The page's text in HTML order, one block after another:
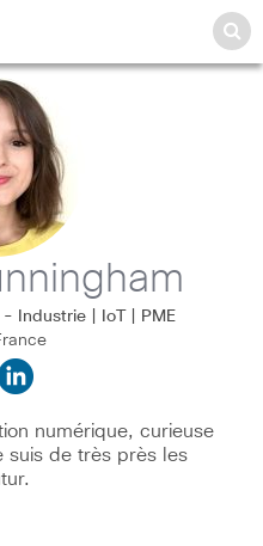
Industrie | IoT | PME
numérique, curieuse
suis de très près les